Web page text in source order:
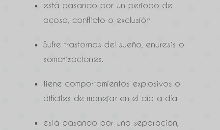
está pasando por un periodo de
acoso, conflicto o exclusión
Sufre trastornos del sueño, enuresis o
somatizaciones.
tiene comportamientos explosivos o
difíciles de manejar en el día a día
está pasando por una separación,